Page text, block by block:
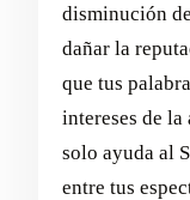
disminución
dañar la
que tus
intereses de
solo ayuda al
entre tus